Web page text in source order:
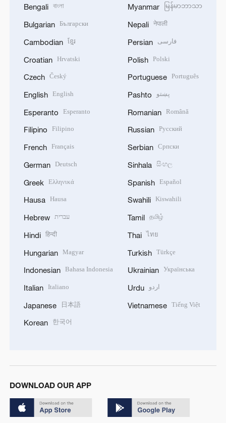
Bengali বাংলা
Bulgarian Български
Cambodian ខ្មែរ
Croatian Hrvatski
Czech Český
English English
Esperanto Esperanto
Filipino Filipino
French Français
German Deutsch
Greek Ελληνικά
Hausa Hausa
Hebrew עברית
Hindi हिन्दी
Hungarian Magyar
Indonesian Bahasa Indonesia
Italian Italiano
Japanese 日本語
Korean 한국어
Myanmar မြန်မာဘာသာ
Nepali नेपाली
Persian فارسی
Polish Polski
Portuguese Português
Pashto پښتو
Romanian Română
Russian Русский
Serbian Српски
Sinhala සිංහල
Spanish Español
Swahili Kiswahili
Tamil தமிழ்
Thai ไทย
Turkish Türkçe
Ukrainian Українська
Urdu اردو
Vietnamese Tiếng Việt
DOWNLOAD OUR APP